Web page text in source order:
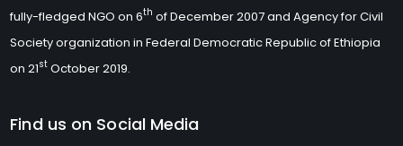
fully-fledged NGO on 6th of December 2007 and Agency for Civil
Society organization in Federal Democratic Republic of Ethiopia
on 21st October 2019.
Find us on Social Media